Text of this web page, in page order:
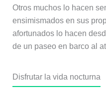
Otros muchos lo hacen
ensimismados en sus
afortunados lo hacen
de un paseo en barco al
Disfrutar la vida nocturna